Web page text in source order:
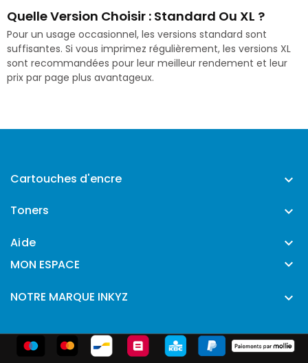
Quelle Version Choisir : Standard Ou XL ?
Pour un usage occasionnel, les versions standard sont
suffisantes. Si vous imprimez régulièrement, les versions XL
sont recommandées pour leur meilleur rendement et leur
prix par page plus avantageux.
Cartouches d'encre 
Toners 
Aide 
MON ESPACE 
NOTRE MARQUE INKYZ 